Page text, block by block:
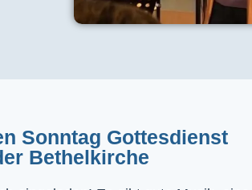
Sonntag Gottesdienst
Bethelkirche